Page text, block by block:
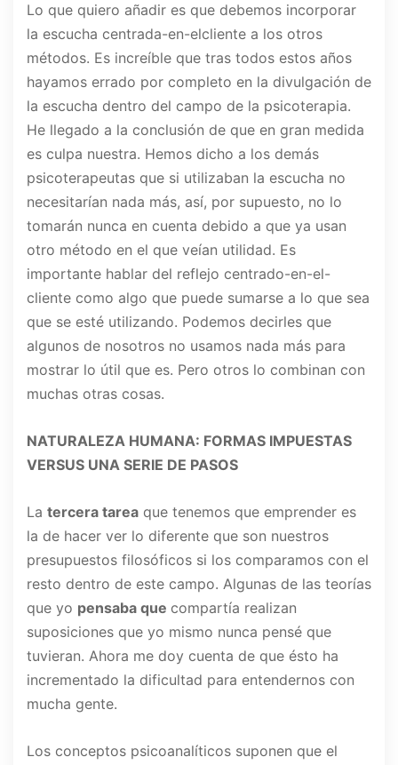
Lo que quiero añadir es que debemos incorporar
la escucha centrada-en-elcliente a los otros
métodos. Es increíble que tras todos estos años
hayamos errado por completo en la divulgación de
la escucha dentro del campo de la psicoterapia.
He llegado a la conclusión de que en gran medida
es culpa nuestra. Hemos dicho a los demás
psicoterapeutas que si utilizaban la escucha no
necesitarían nada más, así, por supuesto, no lo
tomarán nunca en cuenta debido a que ya usan
otro método en el que veían utilidad. Es
importante hablar del reflejo centrado-en-el-
cliente como algo que puede sumarse a lo que sea
que se esté utilizando. Podemos decirles que
algunos de nosotros no usamos nada más para
mostrar lo útil que es. Pero otros lo combinan con
muchas otras cosas.
NATURALEZA HUMANA: FORMAS IMPUESTAS
VERSUS UNA SERIE DE PASOS
La tercera tarea que tenemos que emprender es
la de hacer ver lo diferente que son nuestros
presupuestos filosóficos si los comparamos con el
resto dentro de este campo. Algunas de las teorías
que yo pensaba que compartía realizan
suposiciones que yo mismo nunca pensé que
tuvieran. Ahora me doy cuenta de que ésto ha
incrementado la dificultad para entendernos con
mucha gente.
Los conceptos psicoanalíticos suponen que el